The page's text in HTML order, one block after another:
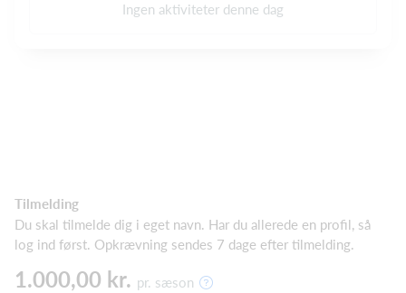
Ingen aktiviteter denne dag
Tilmelding
Du skal tilmelde dig i eget navn. Har du allerede en profil, så
log ind først. Opkrævning sendes 7 dage efter tilmelding.
1.000,00 kr. pr. sæson